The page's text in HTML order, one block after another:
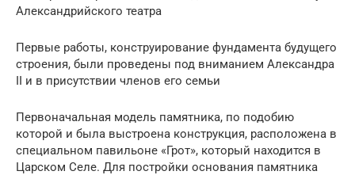
Александрийского театра
Первые работы, конструирование фундамента будущего
строения, были проведены под вниманием Александра
II и в присутствии членов его семьи
Первоначальная модель памятника, по подобию
которой и была выстроена конструкция, расположена в
специальном павильоне «Грот», который находится в
Царском Селе. Для постройки основания памятника